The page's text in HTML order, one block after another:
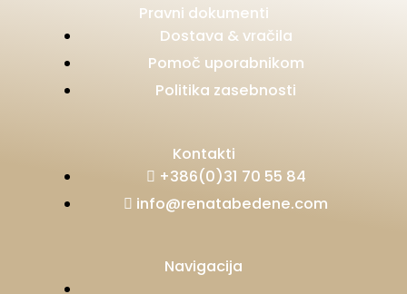
Navigacija
Kontakti
+386(0)31 70 55 84
info@renatabedene.com
Pravni dokumenti
Dostava & vračila
Pomoč uporabnikom
Politika zasebnosti